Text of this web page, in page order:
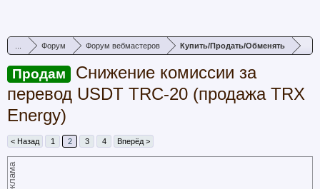
Форум Форум вебмастеров Купить/Продать/Обменять
Продам
Снижение комиссии за
перевод USDT TRC-20 (продажа TRX
Energy)
< Назад 1 2 3 4 Вперёд >
Реклама